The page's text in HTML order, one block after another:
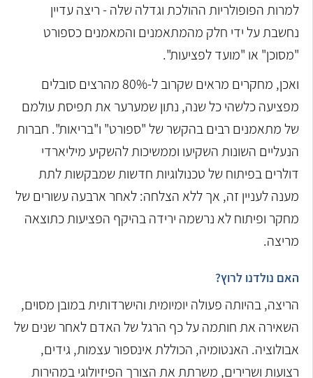
למרות הפופולריות ההולכת וגדלה שלה - ריצה עדיין
נחשבת על ידי חלק מהמתאמנים והמאמנים כספורט
"מסוכן" או "מועד לפציעות".
ואכן, מחקרים מראים שקרוב ל-80% מהרצים סובלים
מפציעה כלשהי כל שנה, נתון שמערער את תפיסת עולמם
של מתאמנים רבים בהקשר של "ספורט" ו"בריאות". חברות
הנעליים השונות השקיעו וממשיכות להשקיע מיליארדי
דולרים בפיתוח של טכנולוגיות חדשות שמבקשות לתת
מענה לעניין זה, אך ללא הצלחה: לאחר ארבעה עשורים של
מחקר ופיתוח לא נרשמה ירידה בהיקף הפציעות כתוצאה
מריצה.
האם נולדנו לרוץ?
הריצה, בהיותה פעולה יומיומית והישרדותית במובן מסוים,
השאירה את חותמה על כף הרגל של האדם לאחר שנים של
אבולוציה. האנטומיה, הכוללת אינספור עצמות, גידים,
רצועות ושרירים, משרתת את הצורך הפיזיולוגי במהירות